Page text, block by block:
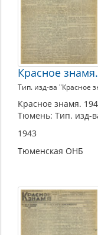
Красное
Тип. изд-ва "Красное
Красное знамя.
Тюмень: Тип. изд-
1943
Тюменская ОНБ